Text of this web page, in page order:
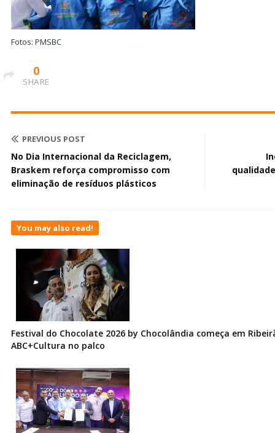
Fotos: PMSBC
0
SHARE
PREVIOUS POST
No Dia Internacional da Reciclagem,
Braskem reforça compromisso com
eliminação de resíduos plásticos
You may also read!
Festival do Chocolate 2026 by Chocolândia começa em
ABC+Cultura no palco